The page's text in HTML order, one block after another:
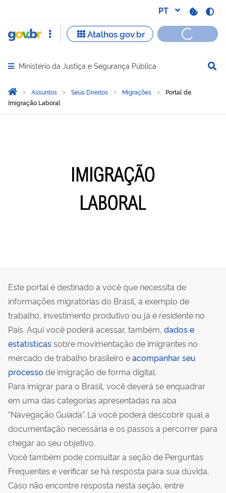
Abrir menu principal de navegação
Ministério da Justiça e Segurança Pública
Você está aqui:
Página Inicial
Assuntos Seus Direitos Migrações
Portal de
Imigração Laboral
Este portal é destinado a você que necessita de
informações migratórias do Brasil, a exemplo de
trabalho, investimento produtivo ou já é residente no
País. Aqui você poderá acessar, também, dados e
estatísticassobre movimentação de imigrantes no
mercado de trabalho brasileiro eacompanhar seu
processo de imigração de forma digital.
Para imigrar para o Brasil, você deverá se enquadrar
em uma das categorias apresentadas na aba
“Navegação Guiada”. Lá você poderá descobrir qual a
documentação necessária e os passos a percorrer para
chegar ao seu objetivo.
Você também pode consultar a seção de Perguntas
Frequentes e verificar se há resposta para sua dúvida.
Caso não encontre resposta nesta seção, entre